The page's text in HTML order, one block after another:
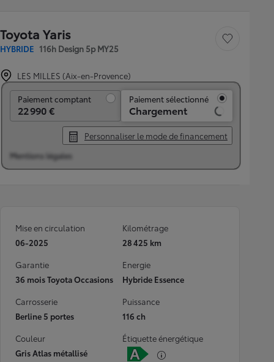
Toyota Yaris
HYBRIDE 116h Design 5p MY25
Sauvegarder le
LES MILLES (Aix-en-Provence)
Paiement comptant
22 990 €
Paiement sélectionné
Chargement
Personnaliser le mode de financement
Mentions légales
Mise en circulation
06-2025
Kilométrage
28 425 km
Garantie
36 mois Toyota Occasions
Energie
Hybride Essence
Carrosserie
Berline 5 portes
Puissance
116 ch
Couleur
Gris Atlas métallisé
Étiquette énergétique